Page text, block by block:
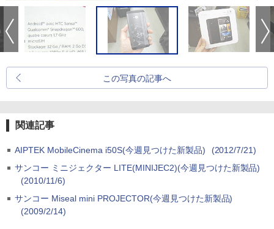
この写真の記事へ
関連記事
AIPTEK MobileCinema i50S(今週見つけた新製品)
(2012/7/21)
サンコー ミニジェクター LITE(MINIJEC2)(今週見つけた新製品)
(2010/11/6)
サンコー Miseal mini PROJECTOR(今週見つけた新製品)
(2009/2/14)